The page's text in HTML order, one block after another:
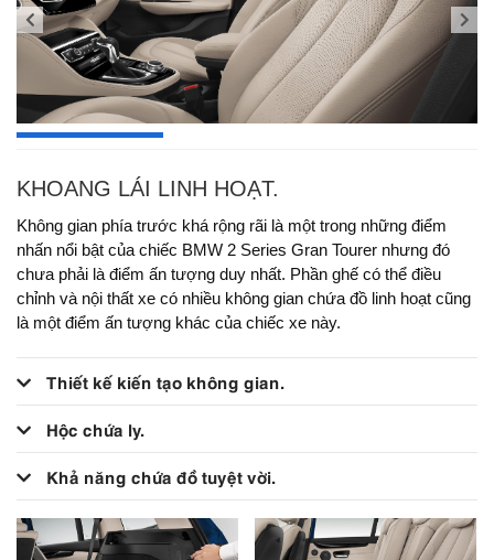
KHOANG LÁI LINH HOẠT.
Không gian phía trước khá rộng rãi là một trong những điểm
nhấn nổi bật của chiếc BMW 2 Series Gran Tourer nhưng đó
chưa phải là điểm ấn tượng duy nhất. Phần ghế có thể điều
chỉnh và nội thất xe có nhiều không gian chứa đồ linh hoạt cũng
là một điểm ấn tượng khác của chiếc xe này.
Thiết kế kiến tạo không gian.
Hộc chứa ly.
Khả năng chứa đồ tuyệt vời.